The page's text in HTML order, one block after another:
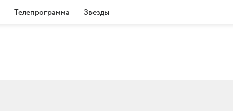
Телепрограмма Звезды